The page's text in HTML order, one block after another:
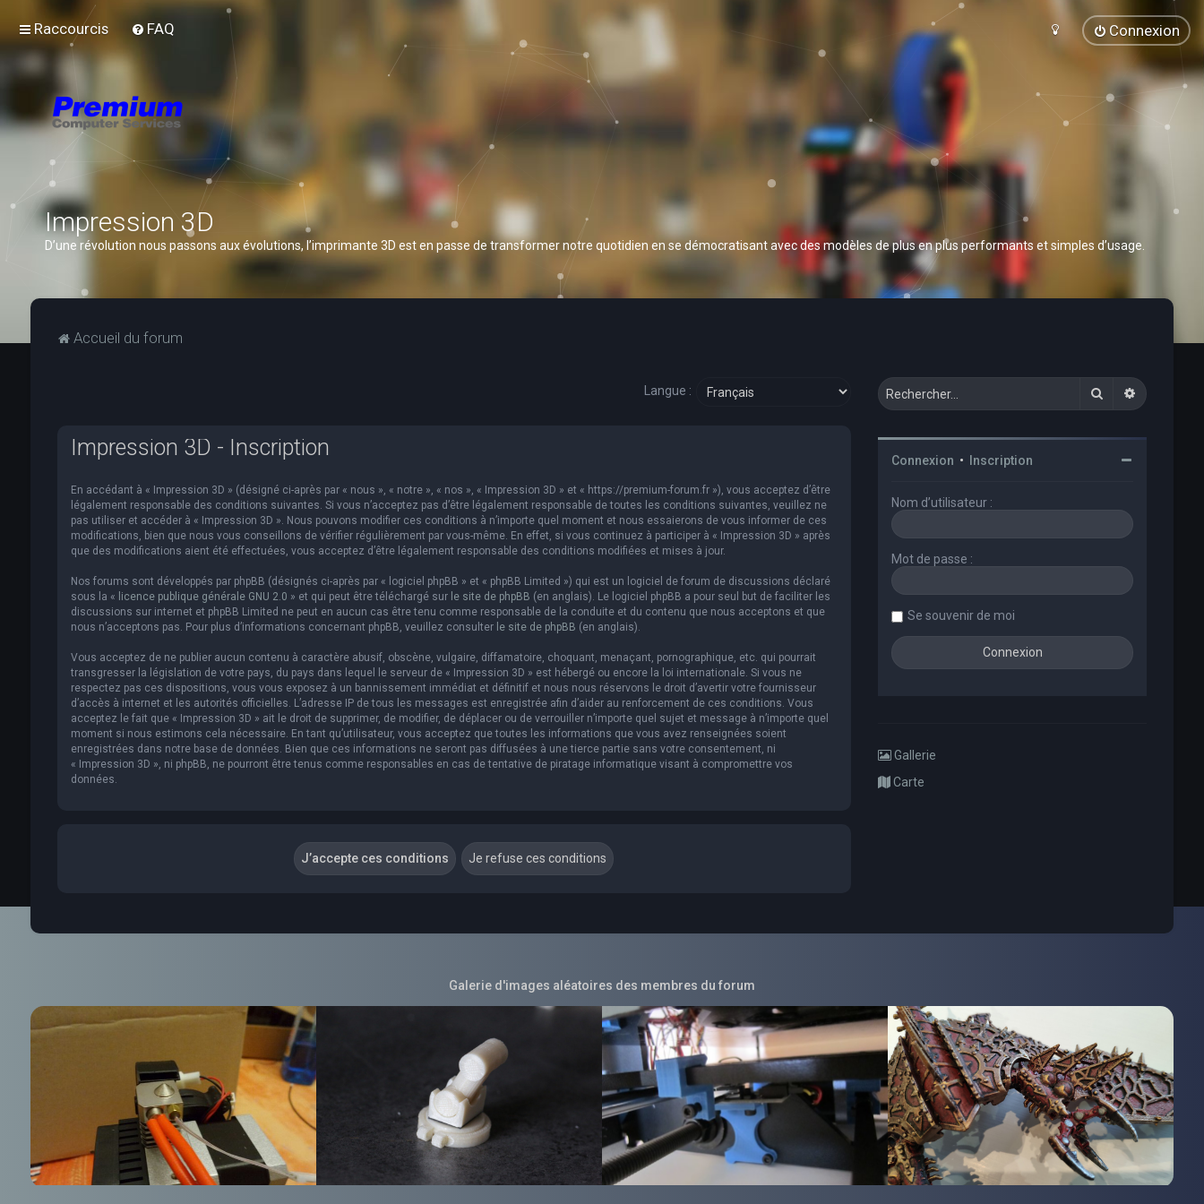
Raccourcis FAQ Connexion
Impression 3D
D’une révolution nous passons aux évolutions, l’imprimante 3D est en passe de transformer notre quotidien en se démocratisant avec des modèles de plus en plus performants et simples d’usage.
Accueil du forum
Langue :
Impression 3D - Inscription
En accédant à « Impression 3D » (désigné ci-après par « nous », « notre », « nos », « Impression 3D » et « https://premium-forum.fr »), vous acceptez d’être
légalement responsable des conditions suivantes. Si vous n’acceptez pas d’être légalement responsable de toutes les conditions suivantes, veuillez ne
pas utiliser et accéder à « Impression 3D ». Nous pouvons modifier ces conditions à n’importe quel moment et nous essaierons de vous informer de ces
modifications, bien que nous vous conseillons de vérifier régulièrement par vous-même. En effet, si vous continuez à participer à « Impression 3D » après
que des modifications aient été effectuées, vous acceptez d’être légalement responsable des conditions modifiées et mises à jour.
Nos forums sont développés par phpBB (désignés ci-après par « logiciel phpBB » et « phpBB Limited ») qui est un logiciel de forum de discussions déclaré
sous la « licence publique générale GNU 2.0 » et qui peut être téléchargé sur le site de phpBB (en anglais). Le logiciel phpBB a pour seul but de faciliter les
discussions sur internet et phpBB Limited ne peut en aucun cas être tenu comme responsable de la conduite et du contenu que nous acceptons et que
nous n’acceptons pas. Pour plus d’informations concernant phpBB, veuillez consulter le site de phpBB (en anglais).
Vous acceptez de ne publier aucun contenu à caractère abusif, obscène, vulgaire, diffamatoire, choquant, menaçant, pornographique, etc. qui pourrait
transgresser la législation de votre pays, du pays dans lequel le serveur de « Impression 3D » est hébergé ou encore la loi internationale. Si vous ne
respectez pas ces dispositions, vous vous exposez à un bannissement immédiat et définitif et nous nous réservons le droit d’avertir votre fournisseur
d’accès à internet et les autorités officielles. L’adresse IP de tous les messages est enregistrée afin d’aider au renforcement de ces conditions. Vous
acceptez le fait que « Impression 3D » ait le droit de supprimer, de modifier, de déplacer ou de verrouiller n’importe quel sujet et message à n’importe quel
moment si nous estimons cela nécessaire. En tant qu’utilisateur, vous acceptez que toutes les informations que vous avez renseignées soient
enregistrées dans notre base de données. Bien que ces informations ne seront pas diffusées à une tierce partie sans votre consentement, ni
« Impression 3D », ni phpBB, ne pourront être tenus comme responsables en cas de tentative de piratage informatique visant à compromettre vos
données.
Rechercher
Connexion • Inscription
Nom d’utilisateur :
Mot de passe :
Se souvenir de moi
Gallerie
Carte
Galerie d'images aléatoires des membres du forum